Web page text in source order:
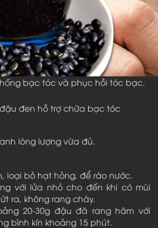
bạc tóc và phục hồi tóc bạc.
đen hỗ trợ chữa bạc tóc
lòng lượng vừa đủ.
loại bỏ hạt hỏng, để ráo nước.
với lửa nhỏ cho đến khi có mùi
ra, không rang cháy.
20-30g đậu đã rang hãm với
bình kín khoảng 15 phút.